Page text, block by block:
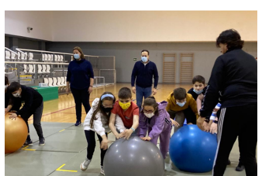
ámbitos del ocio, la educación, el empleo o la
accesibilidad universal. Todos ellos pasan ahora a la
fase nacional que se fallará el próximo 18 de mayo en
Madrid.